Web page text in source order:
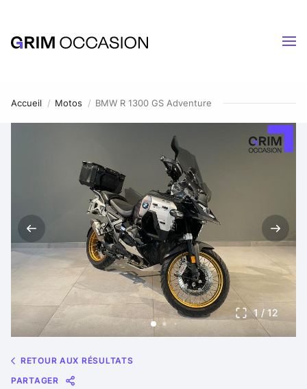
Accueil Motos BMW R 1300 GS Adventure
1 / 12
RETOUR AUX RÉSULTATS
PARTAGER